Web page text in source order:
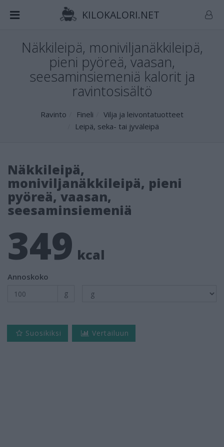
KILOKALORI.NET
Näkkileipä, moniviljanäkkileipä,
pieni pyöreä, vaasan,
seesaminsiemeniä kalorit ja
ravintosisältö
Ravinto Fineli
Vilja ja leivontatuotteet
Leipä, seka- tai jyväleipä
Näkkileipä,
moniviljanäkkileipä, pieni
pyöreä, vaasan,
seesaminsiemeniä
349 kcal
Annoskoko
g
Suosikiksi Vertailuun